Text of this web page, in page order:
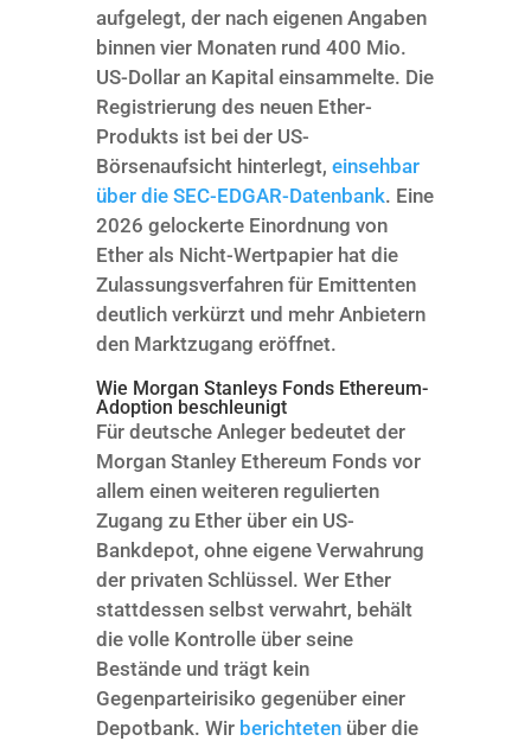
aufgelegt, der nach eigenen Angaben
binnen vier Monaten rund 400 Mio.
US-Dollar an Kapital einsammelte. Die
Registrierung des neuen Ether-
Produkts ist bei der US-
Börsenaufsicht hinterlegt, einsehbar
über die SEC-EDGAR-Datenbank. Eine
2026 gelockerte Einordnung von
Ether als Nicht-Wertpapier hat die
Zulassungsverfahren für Emittenten
deutlich verkürzt und mehr Anbietern
den Marktzugang eröffnet.
Wie Morgan Stanleys Fonds Ethereum-
Adoption beschleunigt
Für deutsche Anleger bedeutet der
Morgan Stanley Ethereum Fonds vor
allem einen weiteren regulierten
Zugang zu Ether über ein US-
Bankdepot, ohne eigene Verwahrung
der privaten Schlüssel. Wer Ether
stattdessen selbst verwahrt, behält
die volle Kontrolle über seine
Bestände und trägt kein
Gegenparteirisiko gegenüber einer
Depotbank. Wir berichtetenüber die